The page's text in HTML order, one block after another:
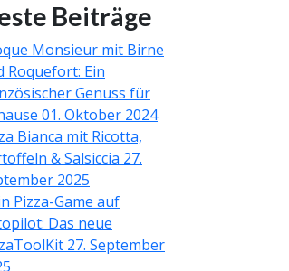
Beiträge
Monsieur mit Birne
Roquefort: Ein
Genuss für
01. Oktober 2024
Bianca mit Ricotta,
& Salsiccia 27.
2025
Pizza-Game auf
Das neue
27. September